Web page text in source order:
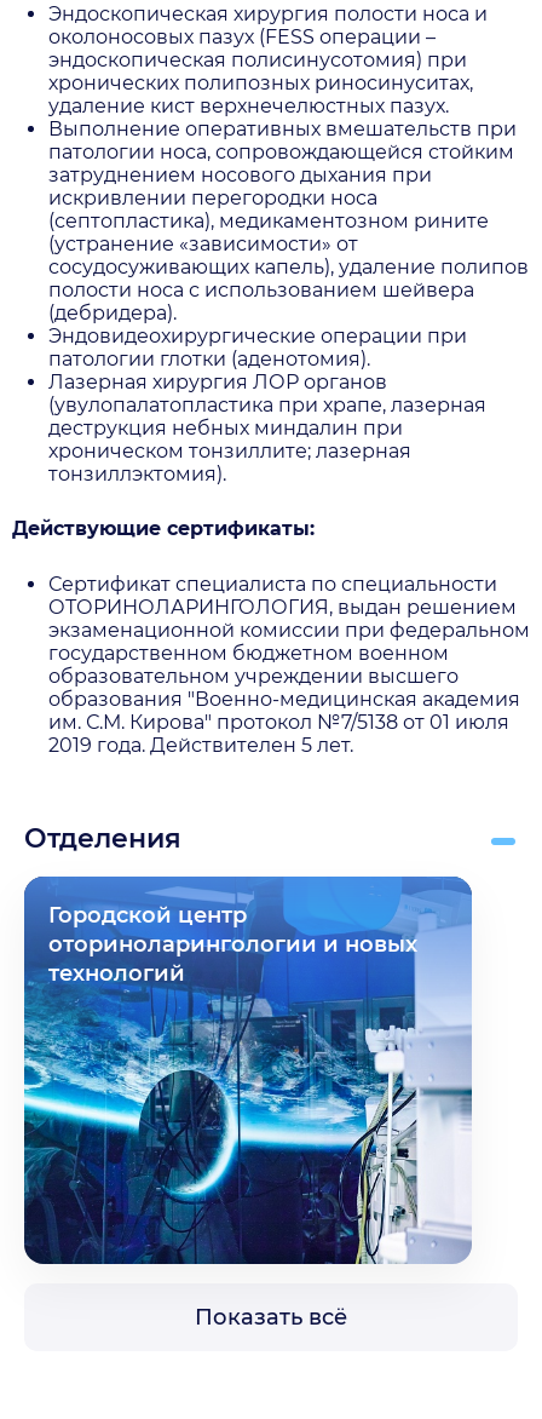
Эндоскопическая хирургия полости носа и
околоносовых пазух (FESS операции –
эндоскопическая полисинусотомия) при
хронических полипозных риносинуситах,
удаление кист верхнечелюстных пазух.
Выполнение оперативных вмешательств при
патологии носа, сопровождающейся стойким
затруднением носового дыхания при
искривлении перегородки носа
(септопластика), медикаментозном рините
(устранение «зависимости» от
сосудосуживающих капель), удаление полипов
полости носа с использованием шейвера
(дебридера).
Эндовидеохирургические операции при
патологии глотки (аденотомия).
Лазерная хирургия ЛОР органов
(увулопалатопластика при храпе, лазерная
деструкция небных миндалин при
хроническом тонзиллите; лазерная
тонзиллэктомия).
Действующие сертификаты:
Сертификат специалиста по специальности
ОТОРИНОЛАРИНГОЛОГИЯ, выдан решением
экзаменационной комиссии при федеральном
государственном бюджетном военном
образовательном учреждении высшего
образования "Военно-медицинская академия
им. С.М. Кирова" протокол №7/5138 от 01 июля
2019 года. Действителен 5 лет.
Отделения
Городской центр
оториноларингологии и новых
технологий
Показать всё